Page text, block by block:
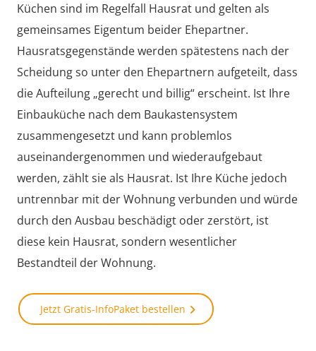
Küchen sind im Regelfall Hausrat und gelten als
gemeinsames Eigentum beider Ehepartner.
Hausratsgegenstände werden spätestens nach der
Scheidung so unter den Ehepartnern aufgeteilt, dass
die Aufteilung „gerecht und billig“ erscheint. Ist Ihre
Einbauküche nach dem Baukastensystem
zusammengesetzt und kann problemlos
auseinandergenommen und wiederaufgebaut
werden, zählt sie als Hausrat. Ist Ihre Küche jedoch
untrennbar mit der Wohnung verbunden und würde
durch den Ausbau beschädigt oder zerstört, ist
diese kein Hausrat, sondern wesentlicher
Bestandteil der Wohnung.
Jetzt Gratis-InfoPaket bestellen